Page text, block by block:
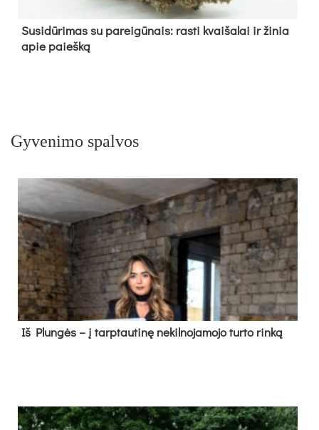
Su­si­dū­ri­mas su pa­rei­gū­nais: ras­ti kvai­ša­lai ir ži­nia
apie paieš­ką
Gyvenimo spalvos
Iš Plungės – į tarptautinę nekilnojamojo turto rinką